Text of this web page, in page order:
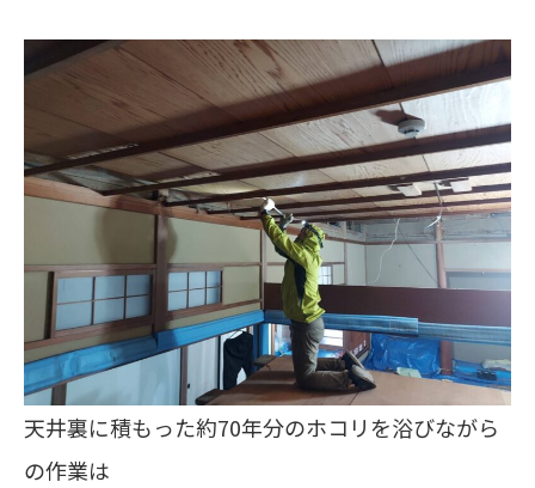
天井裏に積もった約70年分のホコリを浴びながら
の作業は